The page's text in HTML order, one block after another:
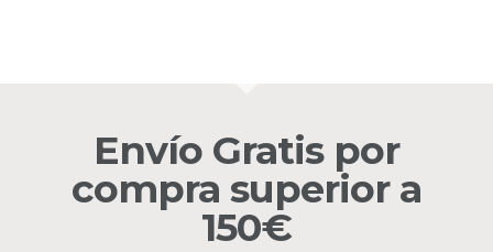
Envío Gratis por
compra superior a
150€